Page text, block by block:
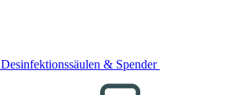
Desinfektionssäulen & Spender